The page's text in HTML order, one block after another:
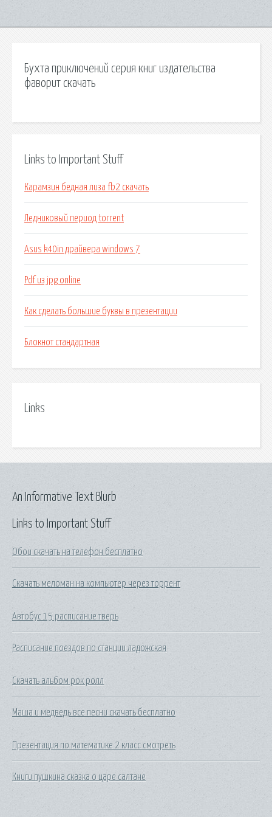
Бухта приключений серия книг издательства
фаворит скачать
Links to Important Stuff
Карамзин бедная лиза fb2 скачать
Ледниковый период torrent
Asus k40in драйвера windows 7
Pdf из jpg online
Как сделать большие буквы в презентации
Блокнот стандартная
Links
Links to Important Stuff
Обои скачать на телефон бесплатно
Скачать меломан на компьютер через торрент
Автобус 15 расписание тверь
Расписание поездов по станции ладожская
Скачать альбом рок ролл
Маша и медведь все песни скачать бесплатно
Презентация по математике 2 класс смотреть
Книги пушкина сказка о царе салтане
An Informative Text Blurb